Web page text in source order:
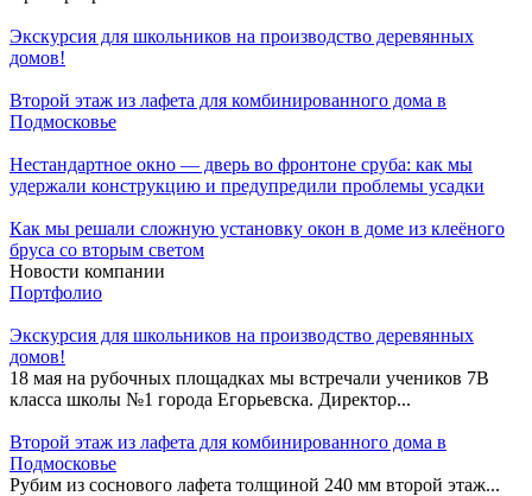
Экскурсия для школьников на производство деревянных
домов!
Второй этаж из лафета для комбинированного дома в
Подмосковье
Нестандартное окно — дверь во фронтоне сруба: как мы
удержали конструкцию и предупредили проблемы усадки
Как мы решали сложную установку окон в доме из клеёного
бруса со вторым светом
Новости компании
Портфолио
Экскурсия для школьников на производство деревянных
домов!
18 мая на рубочных площадках мы встречали учеников 7В
класса школы №1 города Егорьевска. Директор...
Второй этаж из лафета для комбинированного дома в
Подмосковье
Рубим из соснового лафета толщиной 240 мм второй этаж...